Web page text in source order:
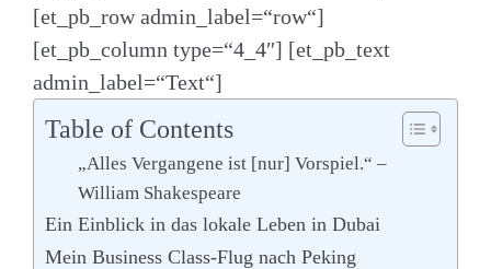
[et_pb_row admin_label=“row“]
[et_pb_column type=“4_4″] [et_pb_text
admin_label=“Text“]
Table of Contents
„Alles Vergangene ist [nur] Vorspiel.“ –
William Shakespeare
Ein Einblick in das lokale Leben in Dubai
Mein Business Class-Flug nach Peking